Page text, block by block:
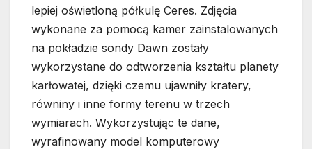
lepiej oświetloną półkulę Ceres. Zdjęcia
wykonane za pomocą kamer zainstalowanych
na pokładzie sondy Dawn zostały
wykorzystane do odtworzenia kształtu planety
karłowatej, dzięki czemu ujawniły kratery,
równiny i inne formy terenu w trzech
wymiarach. Wykorzystując te dane,
wyrafinowany model komputerowy